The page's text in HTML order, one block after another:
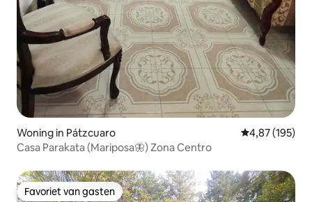
Woning in Pátzcuaro Gemiddelde
4,87 (195)
Casa Parakata (Mariposa🦋) Zona Centro
Favoriet van gasten
Favoriet van gasten